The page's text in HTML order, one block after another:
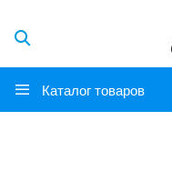
Каталог товаров